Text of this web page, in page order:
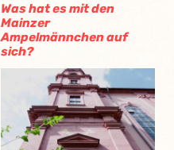
Was hat es mit den
Mainzer
Ampelmännchen auf
sich?